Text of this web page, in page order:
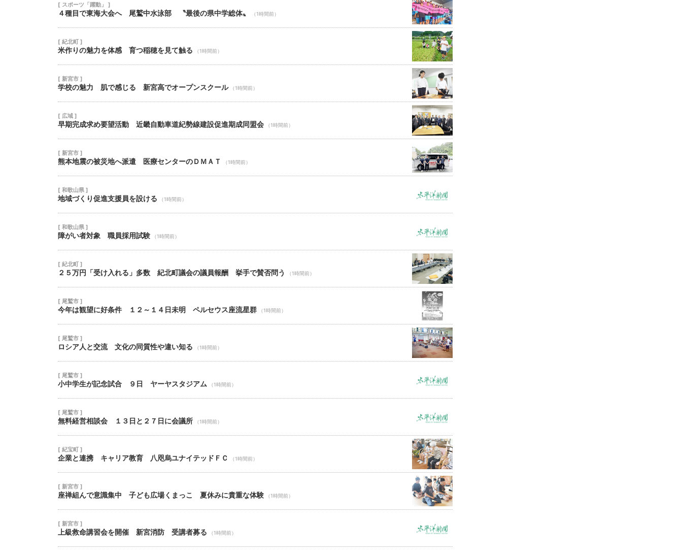
[ スポーツ「躍動」 ]
４種目で東海大会へ 尾鷲中水泳部 〝最後の県中学総体〟 （1時間前）
[ 紀北町 ]
米作りの魅力を体感 育つ稲穂を見て触る （1時間前）
[ 新宮市 ]
学校の魅力 肌で感じる 新宮高でオープンスクール （1時間前）
[ 広域 ]
早期完成求め要望活動 近畿自動車道紀勢線建設促進期成同盟会 （1時間前）
[ 新宮市 ]
熊本地震の被災地へ派遣 医療センターのＤＭＡＴ （1時間前）
[ 和歌山県 ]
地域づくり促進支援員を設ける （1時間前）
[ 和歌山県 ]
障がい者対象 職員採用試験 （1時間前）
[ 紀北町 ]
２５万円「受け入れる」多数 紀北町議会の議員報酬 挙手で賛否問う （1時間前）
[ 尾鷲市 ]
今年は観望に好条件 １２～１４日未明 ペルセウス座流星群 （1時間前）
[ 尾鷲市 ]
ロシア人と交流 文化の同質性や違い知る （1時間前）
[ 尾鷲市 ]
小中学生が記念試合 ９日 ヤーヤスタジアム （1時間前）
[ 尾鷲市 ]
無料経営相談会 １３日と２７日に会議所 （1時間前）
[ 紀宝町 ]
企業と連携 キャリア教育 八咫烏ユナイテッドＦＣ （1時間前）
[ 新宮市 ]
座禅組んで意識集中 子ども広場くまっこ 夏休みに貴重な体験 （1時間前）
[ 新宮市 ]
上級救命講習会を開催 新宮消防 受講者募る （1時間前）